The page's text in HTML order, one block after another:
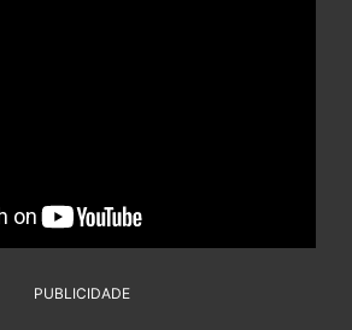
PUBLICIDADE